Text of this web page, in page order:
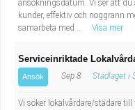
ansökningsdatum. Vi ser att du
kunder, effektiv och noggrann
samarbeta med ...
Visa mer
Serviceinriktade
Ansök Sep 8 Städlaget i
Vi söker lokalvårdare/städare